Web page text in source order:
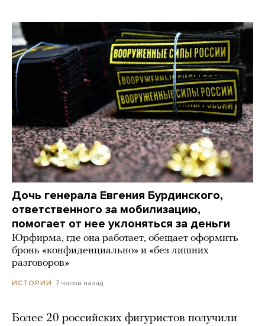
Дочь генерала Евгения Бурдинского,
ответственного за мобилизацию,
помогает от нее уклоняться за деньги
Юрфирма, где она работает, обещает оформить
бронь «конфиденциально» и «без лишних
разговоров»
ИСТОРИИ 7 часов назад
Более 20 российских фигуристов получили